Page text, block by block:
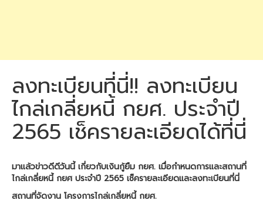
ลงทะเบียนที่นี่!! ลงทะเบียน
ไกล่เกลี่ยหนี้ กยศ. ประจำปี
2565 เช็ครายละเอียดได้ที่นี่
มาแล้วข่าวดีดีวันนี้ เกี่ยวกับเงินกู้ยืม กยศ. เมื่อกำหนดการและสถานที่
ไกล่เกลี่ยหนี้ กยศ ประจำปี 2565 เช็ครายละเอียดและลงทะเบียนที่นี่
สถานที่จัดงาน โครงการไกล่เกลี่ยหนี้ กยศ.